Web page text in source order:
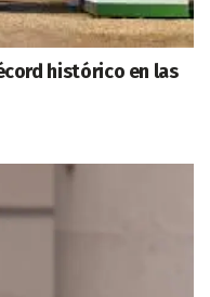
histórico en las